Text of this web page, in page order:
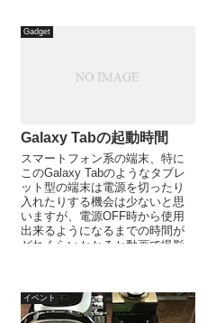
Gadget
Galaxy Tabの起動時間
スマートフォン系の端末、特に
このGalaxy Tabのようなタブレ
ット型の端末は電源を切ったり
入れたりする機会は少ないと思
いますが、電源OFF時から使用
出来るようになるまでの時間が
どれくらいかかるか動画で撮影
イベント